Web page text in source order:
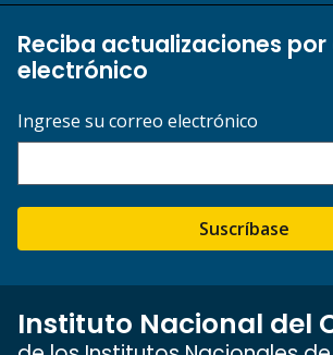
Reciba actualizaciones
electrónico
Ingrese su correo electrónico
Suscríbase
Instituto Nacional del